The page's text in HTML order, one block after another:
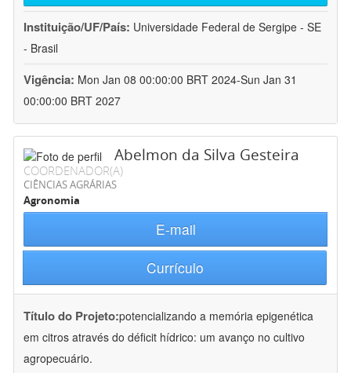
Instituição/UF/País: Universidade Federal de Sergipe - SE
- Brasil
Vigência: Mon Jan 08 00:00:00 BRT 2024-Sun Jan 31
00:00:00 BRT 2027
Abelmon da Silva Gesteira
COORDENADOR(A)
CIÊNCIAS AGRÁRIAS
Agronomia
E-mail
Currículo
Título do Projeto:potencializando a memória epigenética
em citros através do déficit hídrico: um avanço no cultivo
agropecuário.